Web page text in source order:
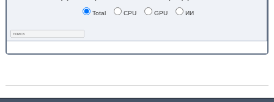
Total CPU GPU ИИ